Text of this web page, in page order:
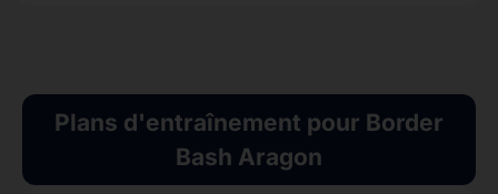
Plans d'entraînement pour Border
Bash Aragon